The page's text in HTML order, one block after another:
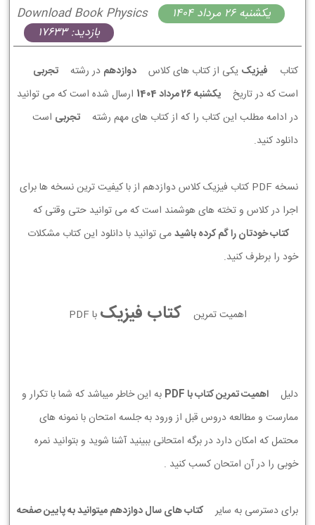
Download Book Physics
يكشنبه 26 مرداد 1404
بازدید: 17633
کتاب فیزیک یکی از کتاب های کلاس دوازدهم در رشته
تجربی
است که در تاریخ
يكشنبه 26 مرداد 1404
ارسال شده است که می توانید
در ادامه مطلب این کتاب را که از کتاب های مهم رشته
تجربی است
دانلود کنید.
نسخه PDF کتاب فیزیک کلاس دوازدهم از با کیفیت ترین نسخه ها برای
اجرا در کلاس و تخته های هوشمند است که می توانید حتی وقتی که
کتاب خودتان را گم کرده باشیدمی توانید با دانلود این کتاب مشکلات
خود را برطرف کنید.
اهمیت تمرین کتاب فیزیک با PDF
دلیل اهمیت تمرین کتاب با PDF
به این خاطر میباشد که شما با تکرار و
ممارست و مطالعه دروس قبل از ورود به جلسه امتحان با نمونه های
محتمل که امکان دارد در برگه امتحانی ببینید آشنا شوید و بتوانید نمره
خوبی را در آن امتحان کسب کنید .
برای دسترسی به سایر
کتاب های سال دوازدهم میتوانید به پایین صفحه